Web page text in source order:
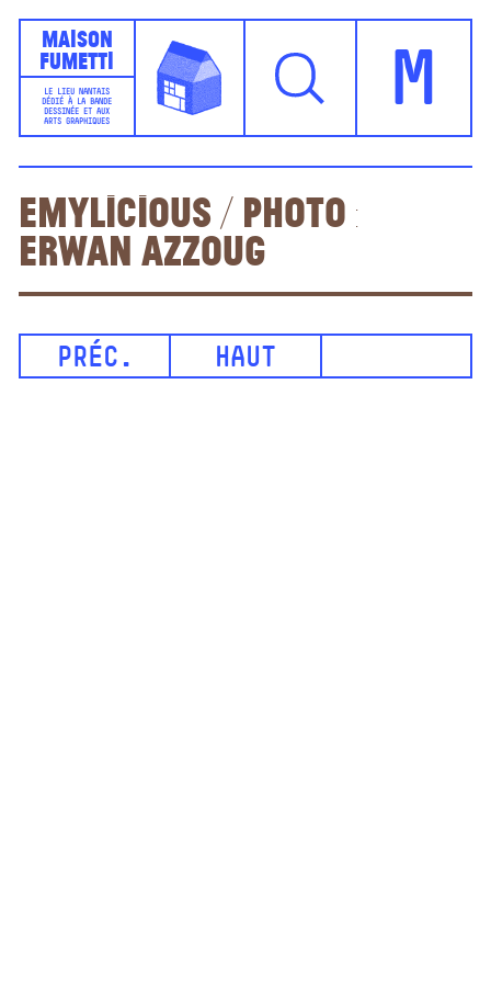
Maison
Fumetti
LE LIEU NANTAIS
DÉDIÉ À LA BANDE
DESSINÉE ET AUX
ARTS GRAPHIQUES
M
Emylicious / photo :
Erwan Azzoug
PRÉC. HAUT